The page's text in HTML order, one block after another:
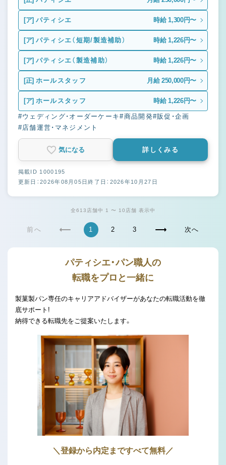
[ア] パティシエ 時給 1,300円〜
[ア] パティシエ（短期/製造補助） 時給 1,226円〜
[ア] パティシエ（製造補助） 時給 1,226円〜
[正] ホールスタッフ 月給 250,000円〜
[ア] ホールスタッフ 時給 1,226円〜
#ウェディング・オーダーケーキ#商品開発#販促・企画
#店舗運営・マネジメント
気になる 詳しくみる
掲載ID 1000195
更新日：2026年08月05日終了日：2026年10月27日
全613店舗中 1 〜 10店舗 表示中
前へ 1 2 3 次へ
パティシエ・パン職人の
転職をプロと一緒に
製菓製パン専任のキャリアアドバイザーがあなたの転職活動を徹
底サポート!
納得できる転職先をご提案いたします。
＼登録から内定まですべて無料／